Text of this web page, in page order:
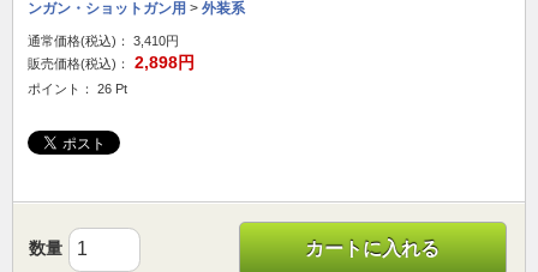
ンガン・ショットガン用 > 外装系
通常価格(税込)：
3,410円
販売価格(税込)：
2,898円
ポイント： 26 Pt
数量 カートに入れる